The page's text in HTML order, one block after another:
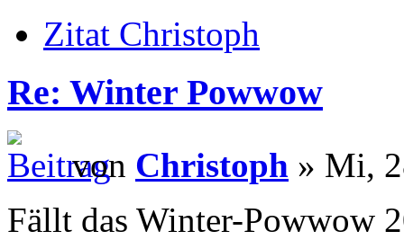
Zitat Christoph
Re: Winter Powwow
von Christoph » Mi,
Fällt das Winter-Powwow